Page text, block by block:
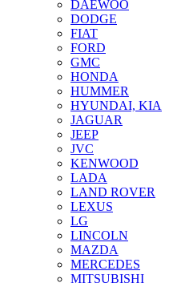
DAEWOO
DODGE
FIAT
FORD
GMC
HONDA
HUMMER
HYUNDAI, KIA
JAGUAR
JEEP
JVC
KENWOOD
LADA
LAND ROVER
LEXUS
LG
LINCOLN
MAZDA
MERCEDES
MITSUBISHI